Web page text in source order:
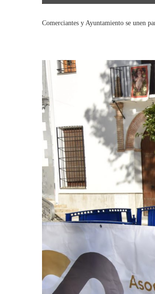
Comerciantes y Ayuntamiento se unen